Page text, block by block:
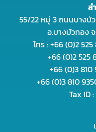
ส
55/22 หมู่ 3 ถนนบางบั
อ.บางบัวทอง จ
โทร : +66 (0)2
+66 (0)2 525
+66 (0)3 810
+66 (0)3 810
Tax ID